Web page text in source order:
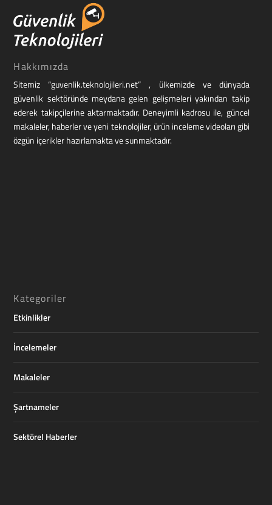
Hakkımızda
Sitemiz “guvenlik.teknolojileri.net” , ülkemizde ve dünyada
güvenlik sektöründe meydana gelen gelişmeleri yakından takip
ederek takipçilerine aktarmaktadır. Deneyimli kadrosu ile, güncel
makaleler, haberler ve yeni teknolojiler, ürün inceleme videoları gibi
özgün içerikler hazırlamakta ve sunmaktadır.
Kategoriler
Etkinlikler
İncelemeler
Makaleler
Şartnameler
Sektörel Haberler